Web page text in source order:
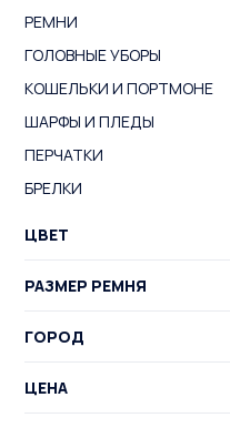
РЕМНИ
ГОЛОВНЫЕ УБОРЫ
КОШЕЛЬКИ И ПОРТМОНЕ
ШАРФЫ И ПЛЕДЫ
ПЕРЧАТКИ
БРЕЛКИ
ЦВЕТ
РАЗМЕР РЕМНЯ
ГОРОД
ЦЕНА